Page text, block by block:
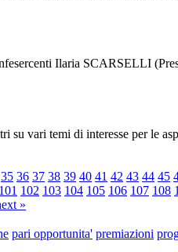
Ilaria SCARSELLI
vari temi di interesse per le
35 36 37 38 39 40 41 42 43 44 45
101 102 103 104 105 106 107 108
»
pari opportunita' premiazioni